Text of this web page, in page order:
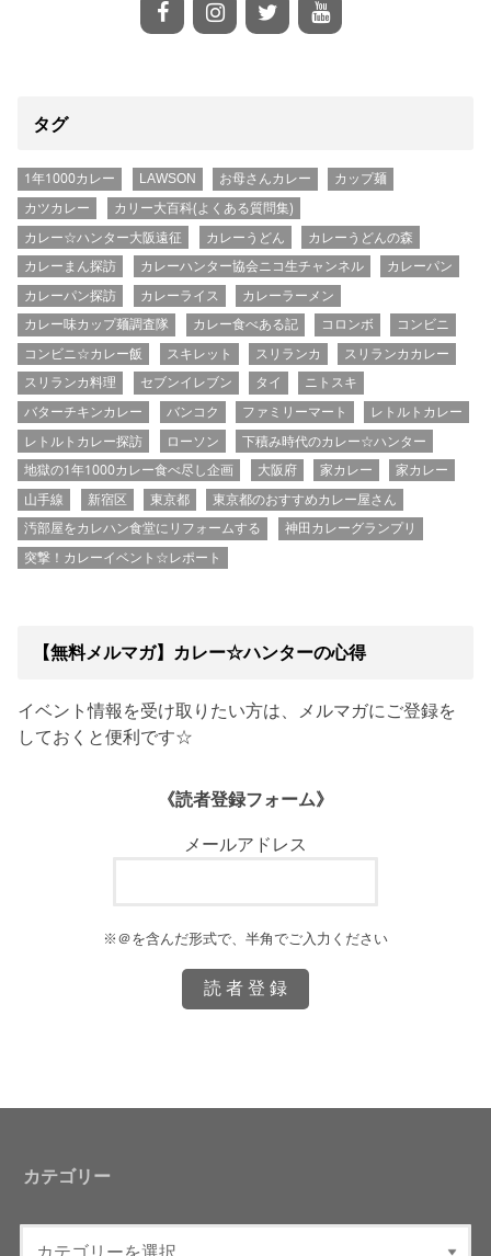
タグ
1年1000カレー LAWSON お母さんカレー
カップ麺
カツカレー
カリー大百科(よくある質問集)
カレー☆ハンター大阪遠征
カレーうどん
カレーうどんの森
カレーまん探訪
カレーハンター協会ニコ生チャンネル
カレーパン
カレーパン探訪
カレーライス
カレーラーメン
カレー味カップ麺調査隊
カレー食べある記 コロンボ
コンビニ
コンビニ☆カレー飯
スキレット スリランカ
スリランカカレー
スリランカ料理
セブンイレブン タイ
ニトスキ
バターチキンカレー
バンコク ファミリーマート
レトルトカレー
レトルトカレー探訪
ローソン
下積み時代のカレー☆ハンター
地獄の1年1000カレー食べ尽し企画
大阪府 家カレー
家カレー
山手線
新宿区 東京都
東京都のおすすめカレー屋さん
汚部屋をカレハン食堂にリフォームする
神田カレーグランプリ
突撃！カレーイベント☆レポート
【無料メルマガ】カレー☆ハンターの心得
イベント情報を受け取りたい方は、メルマガにご登録を
しておくと便利です☆
《読者登録フォーム》
メールアドレス
※＠を含んだ形式で、半角でご入力ください
カテゴリー